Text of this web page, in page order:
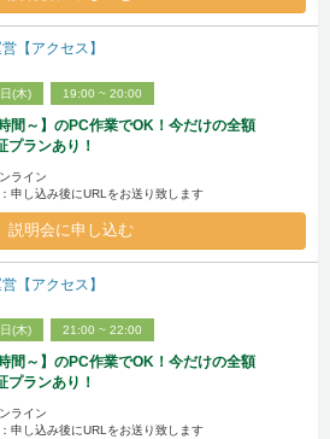
【アクセス】
(木) 19:00 ~ 20:00
間～】のPC作業でOK！今だけの全額
プランあり！
ライン
申し込み後にURLをお送り致します
説明会に申し込む
【アクセス】
(木) 21:00 ~ 22:00
間～】のPC作業でOK！今だけの全額
プランあり！
ライン
申し込み後にURLをお送り致します